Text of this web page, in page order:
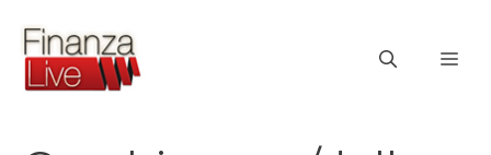
contenuto